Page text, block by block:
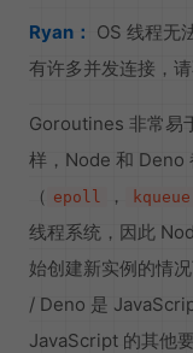
Ryan： OS 线程无
有许多并发连接，请
Goroutines 非常易
样，Node 和 Deno
（ epoll ， kqueue
线程系统，因此
始创建新实例的情
/ Deno 是
JavaScript 的其他